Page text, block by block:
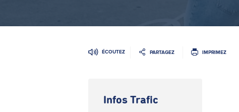
ÉCOUTEZ PARTAGEZ IMPRIMEZ
Infos Trafic